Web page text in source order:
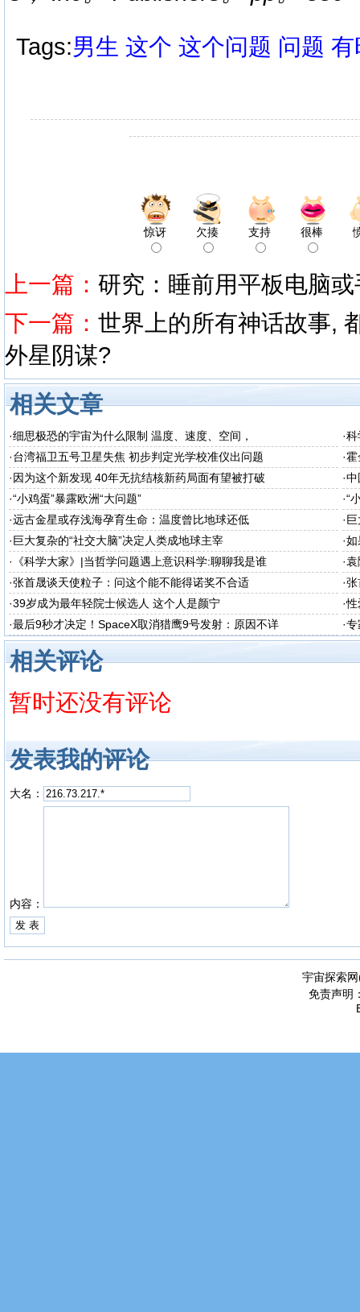
Tags:男生 这个 这个问题 问题 有
惊讶 欠揍 支持 很棒
上一篇： 研究：睡前用平板电脑
下一篇： 世界上的所有神话故事,
外星阴谋?
相关文章
·细思极恐的宇宙为什么限制 温度、速度、空间， ·科
·台湾福卫五号卫星失焦 初步判定光学校准仪出问题 ·霍
·因为这个新发现 40年无抗结核新药局面有望被打破 ·中
·“小鸡蛋”暴露欧洲“大问题” ·“
·远古金星或存浅海孕育生命：温度曾比地球还低 ·
·巨大复杂的“社交大脑”决定人类成地球主宰 ·如
·
《科学大家》|当哲学问题遇上意识科学:聊聊我是谁 ·
·张首晟谈天使粒子：问这个能不能得诺奖不合适 ·张
·39岁成为最年轻院士候选人 这个人是颜宁 ·性
·最后9秒才决定！SpaceX取消猎鹰9号发射：原因不详 ·专
相关评论
暂时还没有评论
发表我的评论
大名：
内容：
宇宙探索
免责声明